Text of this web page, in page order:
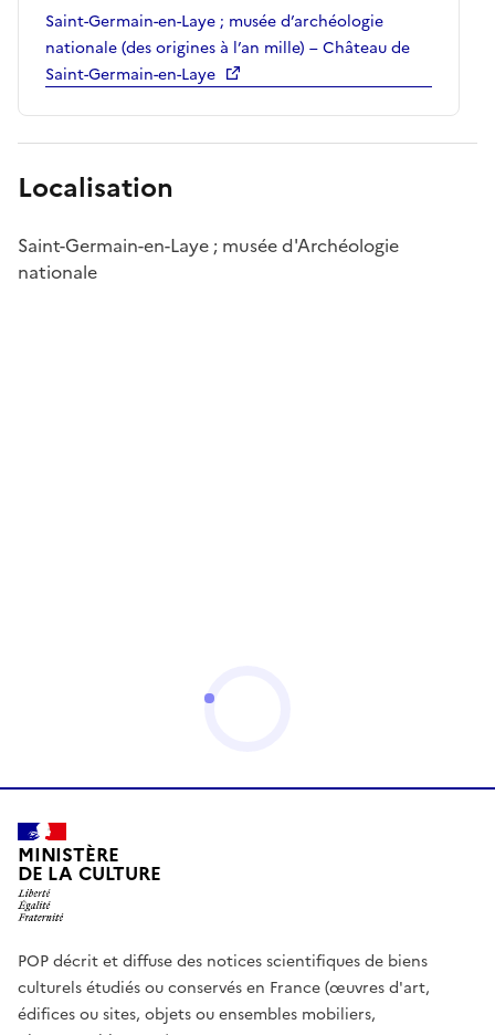
Saint-Germain-en-Laye ; musée d’archéologie
nationale (des origines à l’an mille) – Château de
Saint-Germain-en-Laye
Localisation
Saint-Germain-en-Laye ; musée d'Archéologie
nationale
MINISTÈRE
DE LA CULTURE
POP décrit et diffuse des notices scientifiques de biens
culturels étudiés ou conservés en France (œuvres d'art,
édifices ou sites, objets ou ensembles mobiliers,